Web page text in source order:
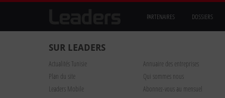
PARTENAIRES DOSSIERS
SUR LEADERS
Actualités Tunisie Annuaire des entreprises
Plan du site
Qui sommes nous
Leaders Mobile
Abonnez-vous au mensuel